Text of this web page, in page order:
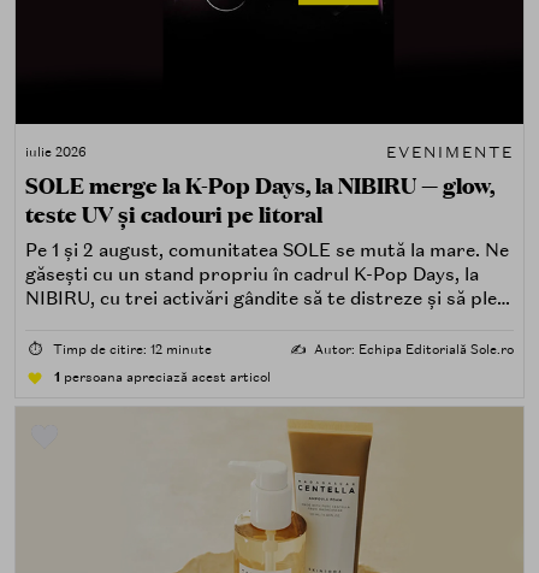
iulie 2026 EVENIMENTE
SOLE merge la K-Pop Days, la NIBIRU — glow,
teste UV și cadouri pe litoral
Pe 1 și 2 august, comunitatea SOLE se mută la mare. Ne
găsești cu un stand propriu în cadrul K-Pop Days, la
NIBIRU, cu trei activări gândite să te distreze și să pleci
⏱️ Timp de citire: 12 minute ✍️ Autor: Echipa Editorială Sole.ro
1 persoana apreciază acest articol